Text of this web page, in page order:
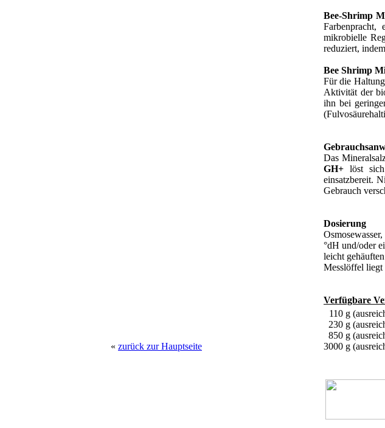
« zurück zur Hauptseite
Bee-Shrimp
Farbenpracht,
mikrobielle
reduziert,
Bee Shrimp
Für die
Aktivität der
ihn bei
Das
GH+ löst
einsatzbereit.
Gebrauch
Dosierung
°dH und/oder
leicht
Messlöffel liegt
Verfügbare
110 g
230 g
850 g
3000 g